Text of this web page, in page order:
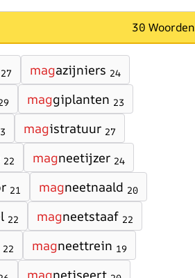
30 Woorden
27 magazijniers 24
maggiplanten 23
magistratuur 27
22 magneetijzer 24
21 magneetnaald 20
22 magneetstaaf 22
22 magneettrein 19
magnetiseert